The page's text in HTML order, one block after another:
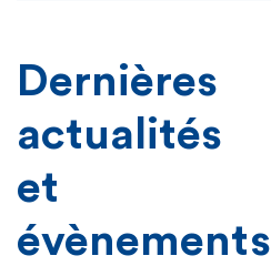
Dernières
actualités
et
évènements